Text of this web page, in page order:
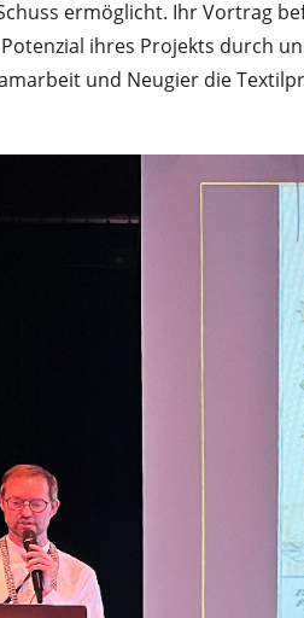
ermöglicht. Ihr Vortrag
ihres Projekts durch
und Neugier die